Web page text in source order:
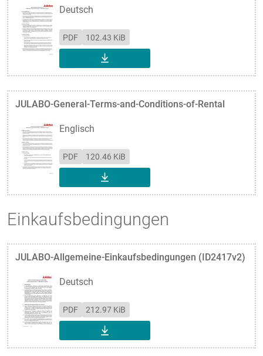
Deutsch
PDF 102.43 KiB
DOWNLOAD
JULABO-General-Terms-and-Conditions-of-Rental
Englisch
PDF 120.46 KiB
DOWNLOAD
Einkaufsbedingungen
JULABO-Allgemeine-Einkaufsbedingungen (ID2417v2)
Deutsch
PDF 212.97 KiB
DOWNLOAD